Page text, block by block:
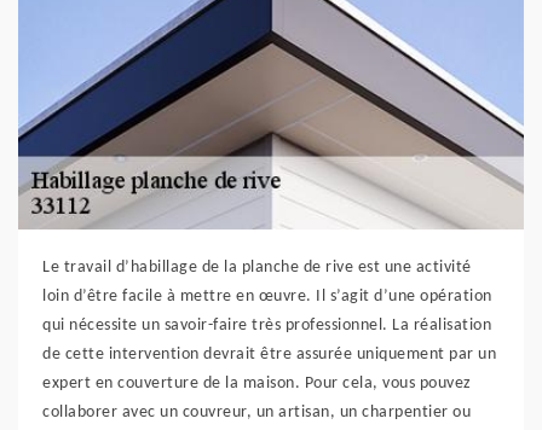
Le travail d’habillage de la planche de rive est une activité
loin d’être facile à mettre en œuvre. Il s’agit d’une opération
qui nécessite un savoir-faire très professionnel. La réalisation
de cette intervention devrait être assurée uniquement par un
expert en couverture de la maison. Pour cela, vous pouvez
collaborer avec un couvreur, un artisan, un charpentier ou